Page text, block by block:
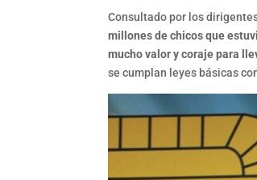
Consultado por los
millones de chicos que
mucho valor y coraje para
se cumplan leyes básicas